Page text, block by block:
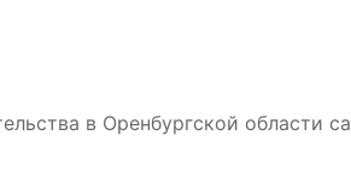
в Оренбургской области